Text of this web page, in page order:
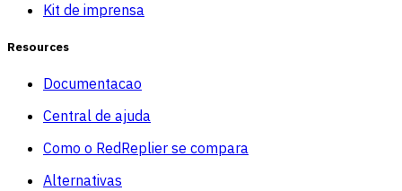
Kit de imprensa
Resources
Documentacao
Central de ajuda
Como o RedReplier se compara
Alternativas